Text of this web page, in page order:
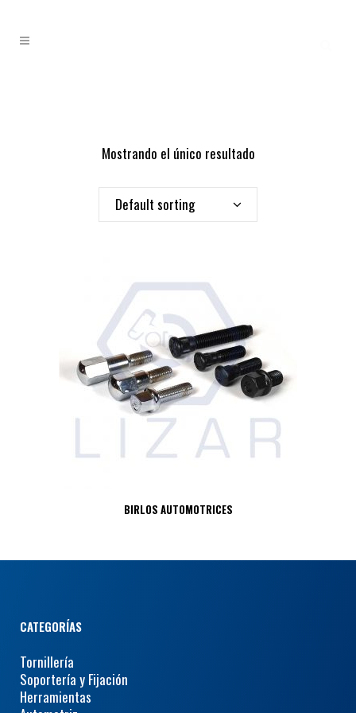
Mostrando el único resultado
Default sorting
BIRLOS AUTOMOTRICES
CATEGORÍAS
Tornillería
Soportería y Fijación
Herramientas